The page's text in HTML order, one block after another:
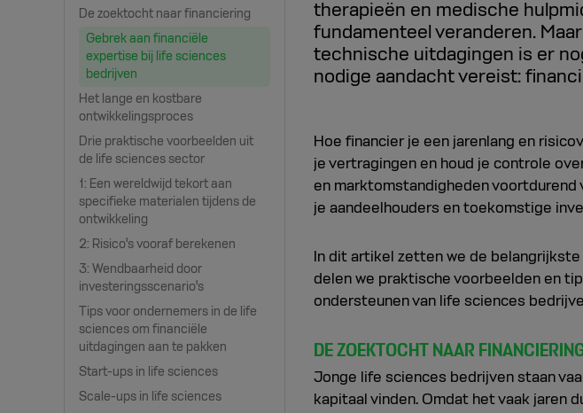
De zoektocht naar financiering
Gebrek aan financiële
expertise bij life sciences
bedrijven
Het lange en kostbare
ontwikkelingsproces
Drie praktische voorbeelden uit
de life sciences sector
1: Een wereldwijd tekort aan
specifieke materialen tijdens de
ontwikkeling
2: Risico's vooraf berekenen
3: Wendbaarheid door
investeringsscenario's
Tips voor ondernemers in de life
sciences om financiële
uitdagingen aan te pakken
Start-ups in life sciences
Scale-ups in life sciences
therapieën en medische
fundamenteel veranderen.
technische uitdagingen is er
nodige aandacht vereist:
Hoe financier je een jarenlang en
je vertragingen en houd je controle
en marktomstandigheden voortdurend
je aandeelhouders en toekomstige
In dit artikel zetten we de
delen we praktische voorbeelden en
ondersteunen van life sciences
DE ZOEKTOCHT NAAR
Jonge life sciences bedrijven staan
kapitaal vinden. Omdat het vaak jaren